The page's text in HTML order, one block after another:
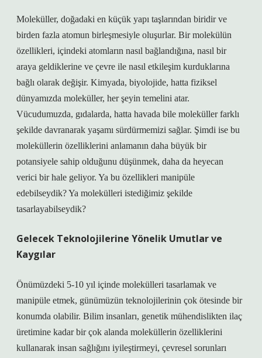
Moleküller, doğadaki en küçük yapı taşlarından biridir ve
birden fazla atomun birleşmesiyle oluşurlar. Bir molekülün
özellikleri, içindeki atomların nasıl bağlandığına, nasıl bir
araya geldiklerine ve çevre ile nasıl etkileşim kurduklarına
bağlı olarak değişir. Kimyada, biyolojide, hatta fiziksel
dünyamızda moleküller, her şeyin temelini atar.
Vücudumuzda, gıdalarda, hatta havada bile moleküller farklı
şekilde davranarak yaşamı sürdürmemizi sağlar. Şimdi ise bu
moleküllerin özelliklerini anlamanın daha büyük bir
potansiyele sahip olduğunu düşünmek, daha da heyecan
verici bir hale geliyor. Ya bu özellikleri manipüle
edebilseydik? Ya molekülleri istediğimiz şekilde
tasarlayabilseydik?
Gelecek Teknolojilerine Yönelik Umutlar ve
Kaygılar
Önümüzdeki 5-10 yıl içinde molekülleri tasarlamak ve
manipüle etmek, günümüzün teknolojilerinin çok ötesinde bir
konumda olabilir. Bilim insanları, genetik mühendislikten ilaç
üretimine kadar bir çok alanda moleküllerin özelliklerini
kullanarak insan sağlığını iyileştirmeyi, çevresel sorunları